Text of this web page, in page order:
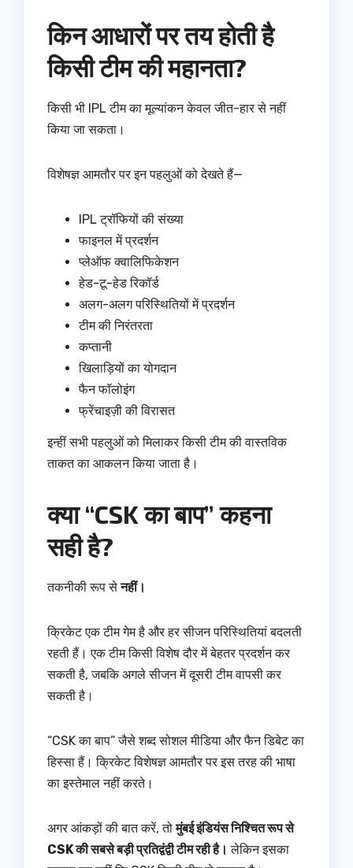
किन आधारों पर तय होती है
किसी टीम की महानता?
किसी भी IPL टीम का मूल्यांकन केवल जीत-हार से नहीं
किया जा सकता।
विशेषज्ञ आमतौर पर इन पहलुओं को देखते हैं—
IPL ट्रॉफियों की संख्या
फाइनल में प्रदर्शन
प्लेऑफ क्वालिफिकेशन
हेड-टू-हेड रिकॉर्ड
अलग-अलग परिस्थितियों में प्रदर्शन
टीम की निरंतरता
कप्तानी
खिलाड़ियों का योगदान
फैन फॉलोइंग
फ्रेंचाइज़ी की विरासत
इन्हीं सभी पहलुओं को मिलाकर किसी टीम की वास्तविक
ताकत का आकलन किया जाता है।
क्या “CSK का बाप” कहना
सही है?
तकनीकी रूप सेनहीं।
क्रिकेट एक टीम गेम है और हर सीजन परिस्थितियां बदलती
रहती हैं। एक टीम किसी विशेष दौर में बेहतर प्रदर्शन कर
सकती है, जबकि अगले सीजन में दूसरी टीम वापसी कर
सकती है।
“CSK का बाप” जैसे शब्द सोशल मीडिया और फैन डिबेट का
हिस्सा हैं। क्रिकेट विशेषज्ञ आमतौर पर इस तरह की भाषा
का इस्तेमाल नहीं करते।
अगर आंकड़ों की बात करें, तोमुंबई इंडियंस निश्चित रूप से
CSK की सबसे बड़ी प्रतिद्वंद्वी टीम रही है। लेकिन इसका